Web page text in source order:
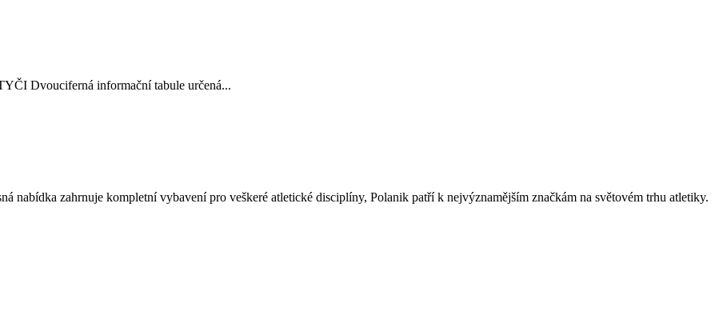
Dvouciferná informační tabule určená...
nabídka zahrnuje kompletní vybavení pro veškeré atletické disciplíny, Polanik patří k nejvýznamějším značkám na světovém trhu atletiky.